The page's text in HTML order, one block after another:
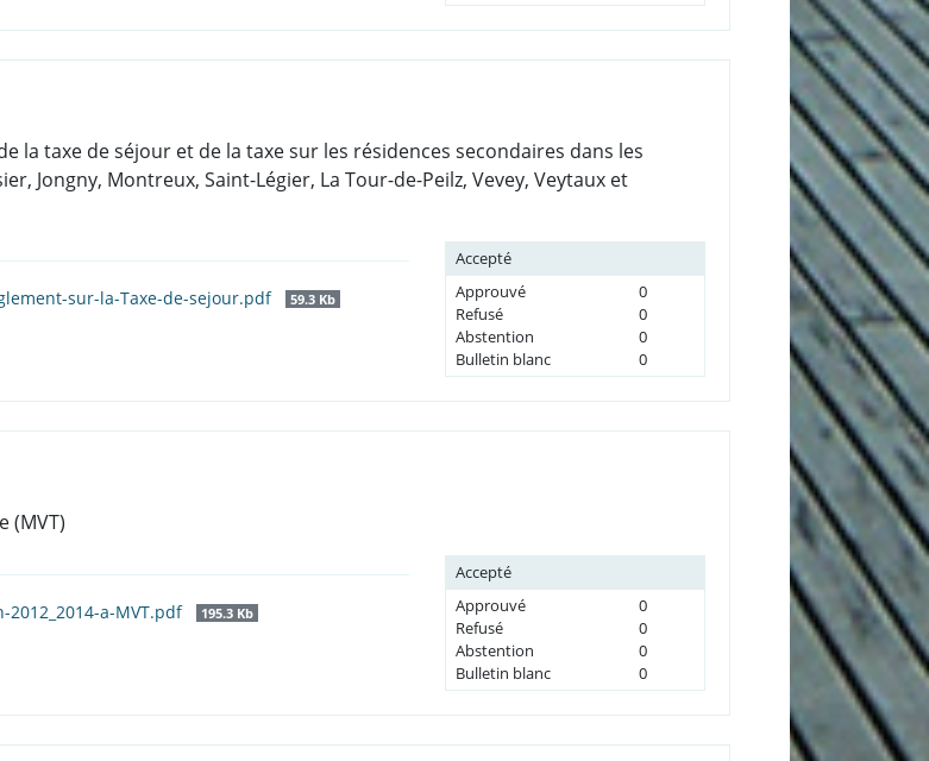
la taxe de séjour et de la taxe sur les résidences secondaires dans les
Jongny, Montreux, Saint-Légier, La Tour-de-Peilz, Vevey, Veytaux et
sur-la-Taxe-de-sejour.pdf 59.3 Kb
Accepté
Approuvé
0
Refusé
0
Abstention
0
Bulletin blanc
0
(MVT)
2012_2014-a-MVT.pdf 195.3 Kb
Accepté
Approuvé
0
Refusé
0
Abstention
0
Bulletin blanc
0